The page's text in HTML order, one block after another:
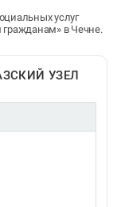
услуг
в Чечне.
УЗЕЛ